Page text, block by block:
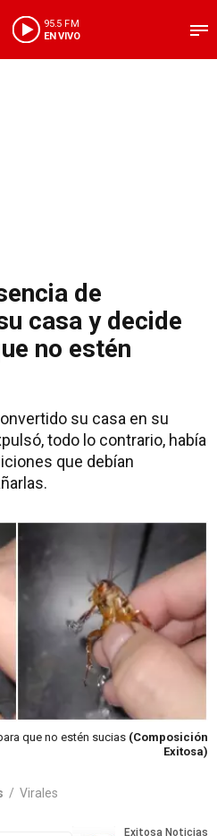
95.5 FM
EN VIVO
de
casa y decide
no estén
su casa en su
todo lo contrario, había
que debían
que no estén sucias (Composición
Exitosa)
/ Virales